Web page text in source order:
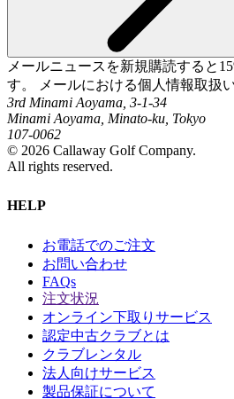
メールニュースを新規購読すると
す。 メールにおける個人情報取扱
3rd Minami Aoyama, 3-1-34
Minami Aoyama, Minato-ku, Tokyo
107-0062
© 2026 Callaway Golf Company.
All rights reserved.
HELP
お電話でのご注文
お問い合わせ
FAQs
注文状況
オンライン下取りサービス
認定中古クラブとは
クラブレンタル
法人向けサービス
製品保証について